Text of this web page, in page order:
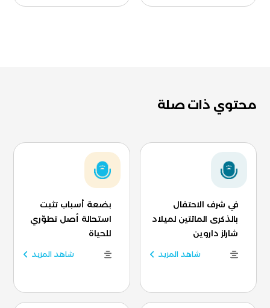
محتوي ذات صلة
في شرف الاحتفال
بالذكرى المائتين لميلاد
شارلز داروين
شاهد المزيد
بضعة أسباب تثبت
استحالة أصل تطوّري
للحياة
شاهد المزيد